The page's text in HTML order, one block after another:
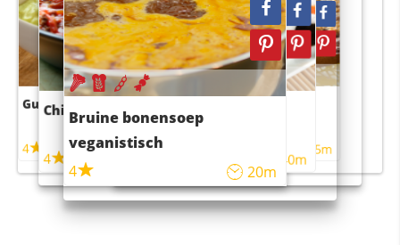
Guacamole
4
Chili con carne
4
Bruine bonensoep
veganistisch
4
20m
Sushi rijstsalade
maaltijdsalade
40m
4 55m